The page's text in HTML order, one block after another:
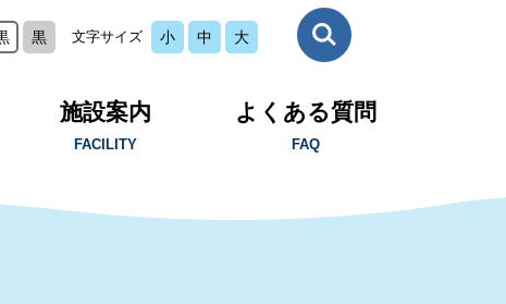
黒 文字サイズ 小 中 大
施設案内
FACILITY
よくある質問
FAQ